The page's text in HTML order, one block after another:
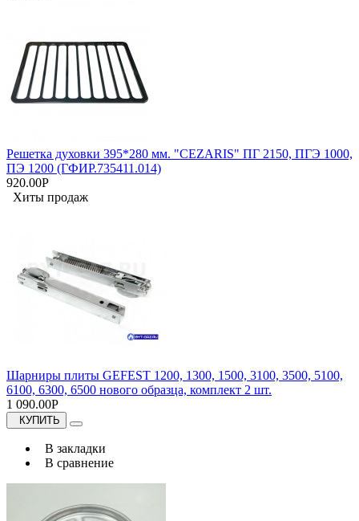
Решетка духовки 395*280 мм. "CEZARIS" ПГ 2150, ПГЭ 1000,
ПЭ 1200 (ГФИР.735411.014)
920.00Р
Хиты продаж
Шарниры плиты GEFEST 1200, 1300, 1500, 3100, 3500, 5100,
6100, 6300, 6500 нового образца, комплект 2 шт.
1 090.00Р
КУПИТЬ
В закладки
В сравнение